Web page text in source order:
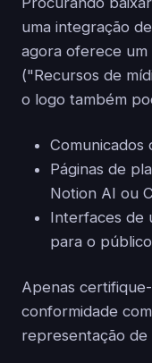
uma integração
agora oferece
("Recursos de
o logo também
Comunicados
Páginas de
Notion AI ou
Interfaces de
para o público
Apenas
conformidade
representação de